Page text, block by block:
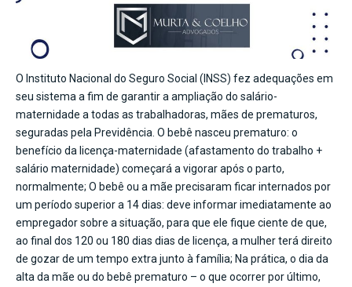
O Instituto Nacional do Seguro Social (INSS) fez adequações em
seu sistema a fim de garantir a ampliação do salário-
maternidade a todas as trabalhadoras, mães de prematuros,
seguradas pela Previdência. O bebê nasceu prematuro: o
benefício da licença-maternidade (afastamento do trabalho +
salário maternidade) começará a vigorar após o parto,
normalmente; O bebê ou a mãe precisaram ficar internados por
um período superior a 14 dias: deve informar imediatamente ao
empregador sobre a situação, para que ele fique ciente de que,
ao final dos 120 ou 180 dias dias de licença, a mulher terá direito
de gozar de um tempo extra junto à família; Na prática, o dia da
alta da mãe ou do bebê prematuro – o que ocorrer por último,